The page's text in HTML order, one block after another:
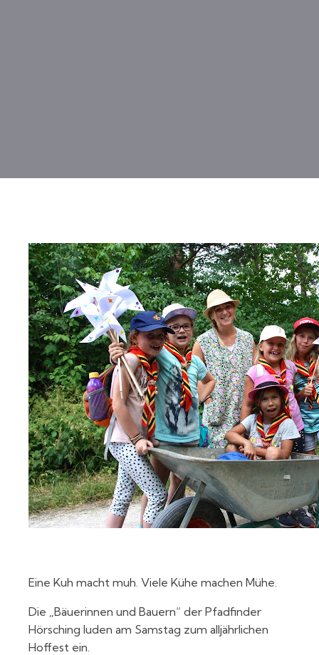
Eine Kuh macht muh. Viele Kühe machen Mühe.
Die „Bäuerinnen und Bauern“ der Pfadfinder
Hörsching luden am Samstag zum alljährlichen
Hoffest ein.